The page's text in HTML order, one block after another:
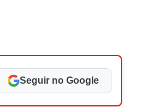
Seguir no Google